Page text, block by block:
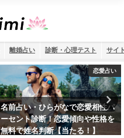
離婚占い 診断・心理テスト サイ
運勢占い
2026年の運勢を姓名判断で診断！
名前占いで未来を予測